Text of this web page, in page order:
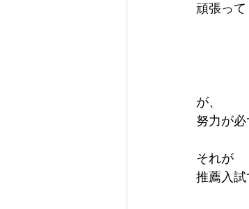
頑張って
が、
努力が必
それが
推薦入試